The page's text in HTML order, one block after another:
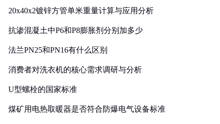
20x40x2镀锌方管单米重量计算与应用分析
抗渗混凝土中P6和P8膨胀剂分别加多少
法兰PN25和PN16有什么区别
消费者对洗衣机的核心需求调研与分析
U型螺栓的国家标准
煤矿用电热取暖器是否符合防爆电气设备标准